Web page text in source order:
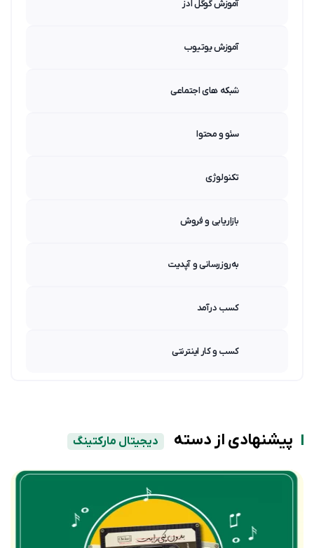
آموزش گوگل ادز
آموزش یوتیوب
شبکه های اجتماعی
سئو و محتوا
تکنولوژی
بازاریابی و فروش
به‌روزرسانی و آپدیت
کسب درآمد
کسب و کار اینترنتی
پیشنهادی از دسته دیجیتال مارکتینگ